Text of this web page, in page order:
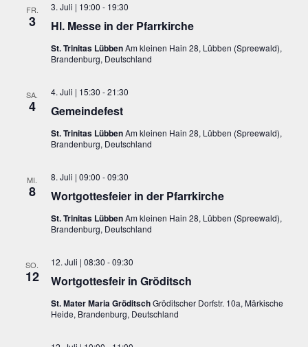
FR.
3 Hl. Messe in der Pfarrkirche
3. Juli | 19:00 - 19:30
St. Trinitas LübbenAm kleinen Hain 28, Lübben (Spreewald),
Brandenburg, Deutschland
SA.
4 Gemeindefest
4. Juli | 15:30 -21:30
St. Trinitas LübbenAm kleinen Hain 28, Lübben (Spreewald),
Brandenburg, Deutschland
MI.
8 Wortgottesfeier in der Pfarrkirche
8. Juli | 09:00 -09:30
St. Trinitas LübbenAm kleinen Hain 28, Lübben (Spreewald),
Brandenburg, Deutschland
SO.
12 Wortgottesfeir in Gröditsch
12. Juli | 08:30 -09:30
St. Mater Maria GröditschGröditscher Dorfstr. 10a, Märkische
Heide, Brandenburg, Deutschland